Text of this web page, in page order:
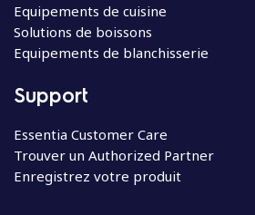
Equipements de cuisine
Solutions de boissons
Equipements de blanchisserie
Support
Essentia Customer Care
Trouver un Authorized Partner
Enregistrez votre produit